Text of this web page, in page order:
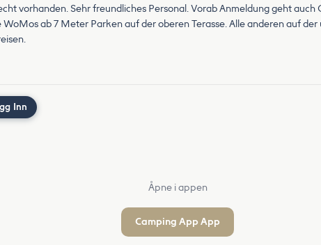
vorhanden. Sehr freundliches Personal. Vorab Anmeldung geht
WoMos ab 7 Meter Parken auf der oberen Terasse. Alle anderen auf
Inn
Åpne i appen
Camping App App